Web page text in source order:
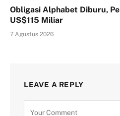
Obligasi Alphabet Diburu,
US$115 Miliar
7 Agustus 2026
LEAVE A REPLY